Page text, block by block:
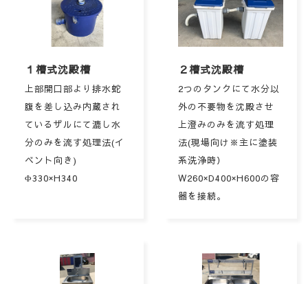
１槽式沈殿槽
上部開口部より排水蛇
腹を差し込み内蔵され
ているザルにて漉し水
分のみを流す処理法(イ
ベント向き)
Φ330×H340
２槽式沈殿槽
2つのタンクにて水分以
外の不要物を沈殿させ
上澄みのみを流す処理
法(現場向け※主に塗装
系洗浄時）
W260×D400×H600の容
器を接続。